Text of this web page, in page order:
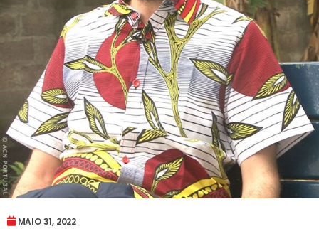
MAIO 31, 2022